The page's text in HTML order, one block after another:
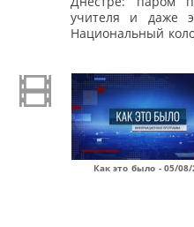
учителя и даже
Национальный
Как это было - 05/08/